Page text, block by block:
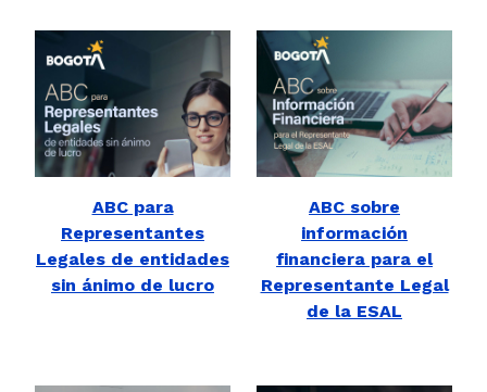
ABC para
Representantes
Legales de entidades
sin ánimo de lucro
ABC sobre
información
financiera para el
Representante Legal
de la ESAL